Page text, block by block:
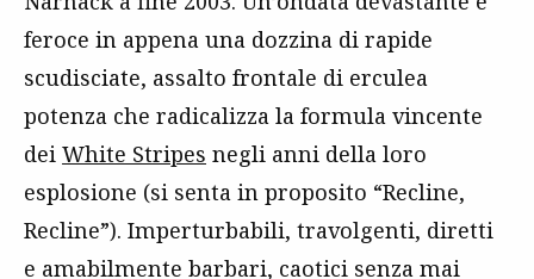
feroce in appena una dozzina di rapide
scudisciate, assalto frontale di erculea
potenza che radicalizza la formula vincente
dei White Stripes negli anni della loro
esplosione (si senta in proposito “Recline,
Recline”). Imperturbabili, travolgenti, diretti
e amabilmente barbari, caotici senza mai